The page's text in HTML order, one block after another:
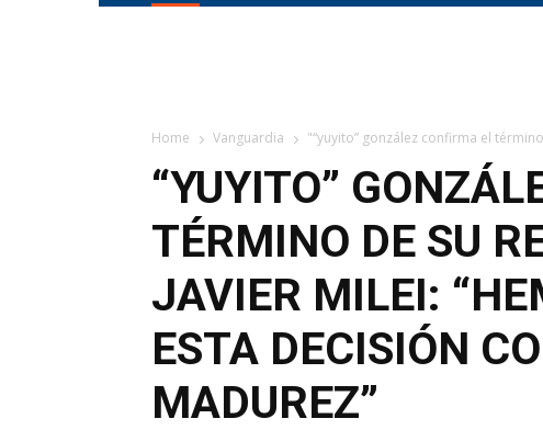
Home Vanguardia "“yuyito” gonzález confirma el
“YUYITO”
TÉRMINO DE SU
JAVIER MILEI:
ESTA DECISIÓN
MADUREZ”